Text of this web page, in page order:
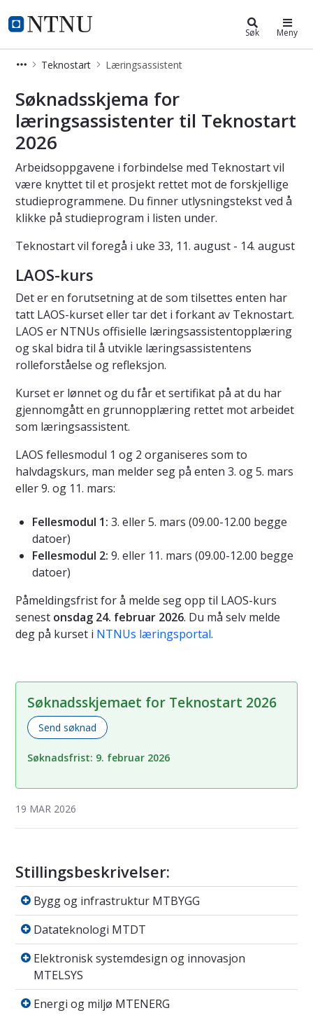
NTNU Hjemmeside
Studier Søk Meny
Teknostart Læringsassistent
Læringsassistent Teknostart
Søknadsskjema for
læringsassistenter til Teknostart
2026
Arbeidsoppgavene i forbindelse med Teknostart vil
være knyttet til et prosjekt rettet mot de forskjellige
studieprogrammene. Du finner utlysningstekst ved å
klikke på studieprogram i listen under.
Teknostart vil foregå i uke 33, 11. august - 14. august
LAOS-kurs
Det er en forutsetning at de som tilsettes enten har
tatt LAOS-kurset eller tar det i forkant av Teknostart.
LAOS er NTNUs offisielle læringsassistentopplæring
og skal bidra til å utvikle læringsassistentens
rolleforståelse og refleksjon.
Kurset er lønnet og du får et sertifikat på at du har
gjennomgått en grunnopplæring rettet mot arbeidet
som læringsassistent.
LAOS fellesmodul 1 og 2 organiseres som to
halvdagskurs, man melder seg på enten 3. og 5. mars
eller 9. og 11. mars:
Fellesmodul 1: 3. eller 5. mars (09.00-12.00 begge
datoer)
Fellesmodul 2: 9. eller 11. mars (09.00-12.00 begge
datoer)
Påmeldingsfrist for å melde seg opp til LAOS-kurs
senest onsdag 24. februar 2026. Du må selv melde
deg på kurset i NTNUs læringsportal.
Søknadsskjemaet for Teknostart 2026
Send søknad
Søknadsfrist: 9. februar 2026
19 MAR 2026
Stillingsbeskrivelser:
Bygg og infrastruktur MTBYGG
Bygg og infrastruktur MTBYGG
Datateknologi MTDT
Datateknologi MTDT
Elektronisk systemdesign og innovasjon
Elektronisk systemdesign og innovasjon
MTELSYS
Energi og miljø MTENERG
Energi og miljø MTENERG